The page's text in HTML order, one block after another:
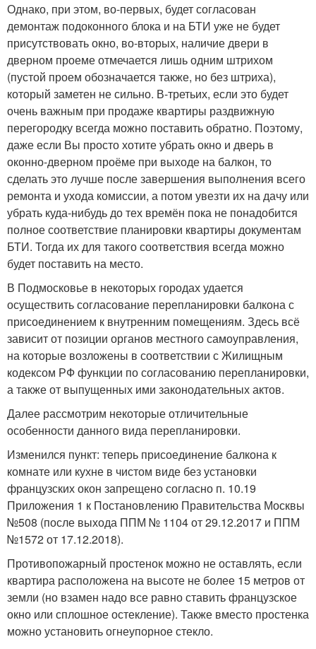
Однако, при этом, во-первых, будет согласован
демонтаж подоконного блока и на БТИ уже не будет
присутствовать окно, во-вторых, наличие двери в
дверном проеме отмечается лишь одним штрихом
(пустой проем обозначается также, но без штриха),
который заметен не сильно. В-третьих, если это будет
очень важным при продаже квартиры раздвижную
перегородку всегда можно поставить обратно. Поэтому,
даже если Вы просто хотите убрать окно и дверь в
оконно-дверном проёме при выходе на балкон, то
сделать это лучше после завершения выполнения всего
ремонта и ухода комиссии, а потом увезти их на дачу или
убрать куда-нибудь до тех времён пока не понадобится
полное соответствие планировки квартиры документам
БТИ. Тогда их для такого соответствия всегда можно
будет поставить на место.
В Подмосковье в некоторых городах удается
осуществить согласование перепланировки балкона с
присоединением к внутренним помещениям. Здесь всё
зависит от позиции органов местного самоуправления,
на которые возложены в соответствии с Жилищным
кодексом РФ функции по согласованию перепланировки,
а также от выпущенных ими законодательных актов.
Далее рассмотрим некоторые отличительные
особенности данного вида перепланировки.
Изменился пункт: теперь присоединение балкона к
комнате или кухне в чистом виде без установки
французских окон запрещено согласно п. 10.19
Приложения 1 к Постановлению Правительства Москвы
№508 (после выхода ППМ № 1104 от 29.12.2017 и ППМ
№1572 от 17.12.2018).
Противопожарный простенок можно не оставлять, если
квартира расположена на высоте не более 15 метров от
земли (но взамен надо все равно ставить французское
окно или сплошное остекление). Также вместо простенка
можно установить огнеупорное стекло.